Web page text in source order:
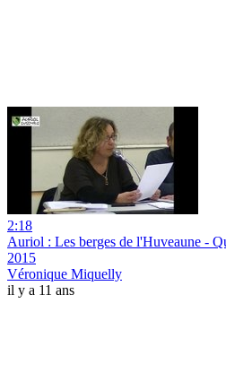
2:18
Auriol : Les berges de l'Huveaune -
2015
Véronique Miquelly
il y a 11 ans